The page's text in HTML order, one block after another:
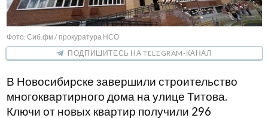
Фото: Сиб.фм / прокуратура НСО
ПОДПИШИТЕСЬ НА TELEGRAM-КАНАЛ
В Новосибирске завершили строительство
многоквартирного дома на улице Титова.
Ключи от новых квартир получили 296